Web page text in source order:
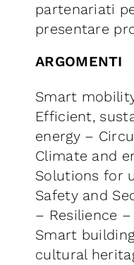
partenariati
presentare
ARGOMENTI
Smart
Efficient,
energy –
Climate and
Solutions for
Safety and
– Resilience
Smart
cultural